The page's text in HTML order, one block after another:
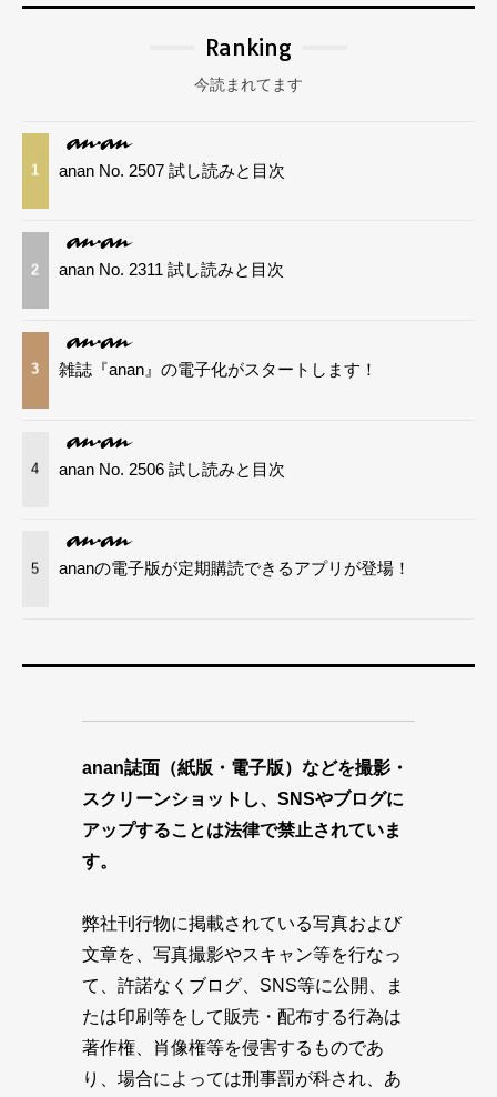
Ranking
今読まれてます
1 anan No. 2507 試し読みと目次
2 anan No. 2311 試し読みと目次
3 雑誌『anan』の電子化がスタートします！
4 anan No. 2506 試し読みと目次
5 ananの電子版が定期購読できるアプリが登場！
anan誌面（紙版・電子版）などを撮影・
スクリーンショットし、SNSやブログに
アップすることは法律で禁止されていま
す。
弊社刊行物に掲載されている写真および
文章を、写真撮影やスキャン等を行なっ
て、許諾なくブログ、SNS等に公開、ま
たは印刷等をして販売・配布する行為は
著作権、肖像権等を侵害するものであ
り、場合によっては刑事罰が科され、あ